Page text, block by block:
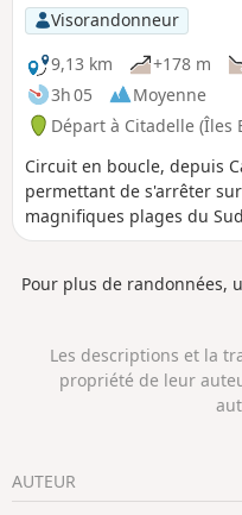
Visorandonneur
9,13 km
+178 m
3h 05
Moyenne
Départ à Citadelle (Îles
Circuit en boucle, depuis
permettant de s'arrêter
magnifiques plages du
Minorque : Turqueta,
difficulté particulière mais
de l'attention pour les
Pour plus de randonnées,
Les descriptions et la
propriété de leur
AUTEUR